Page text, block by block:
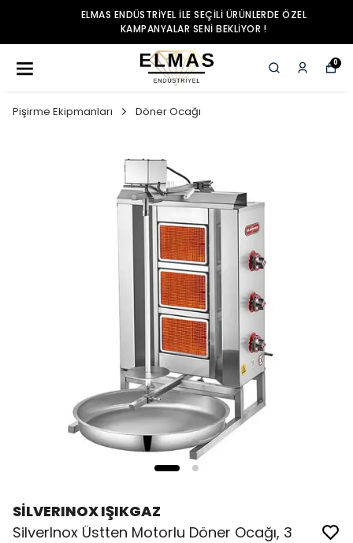
ELMAS ENDÜSTRIYEL ILE SEÇILI ÜRÜNLERDE ÖZEL
KAMPANYALAR SENI BEKLIYOR !
0
Pişirme Ekipmanları Döner Ocağı
SİLVERINOX IŞIKGAZ
SilverInox Üstten Motorlu Döner Ocağı, 3